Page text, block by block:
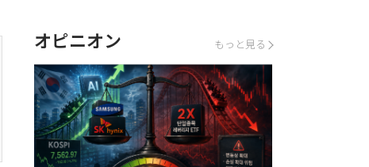
オピニオン もっと見る